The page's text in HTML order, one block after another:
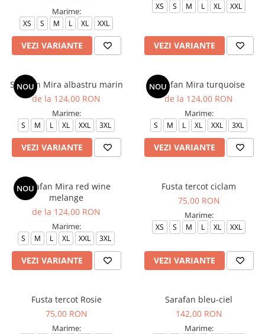
Marime:
XS S M L XL XXL
VEZI VARIANTE
XS S M L XL XXL
VEZI VARIANTE
NOU
Sarafan Mira albastru marin
de la 124,00 RON
Marime:
S M L XL XXL 3XL
VEZI VARIANTE
NOU
Sarafan Mira turquoise
de la 124,00 RON
Marime:
S M L XL XXL 3XL
VEZI VARIANTE
NOU
Sarafan Mira red wine
melange
de la 124,00 RON
Marime:
S M L XL XXL 3XL
VEZI VARIANTE
Fusta tercot ciclam
75,00 RON
Marime:
XS S M L XL XXL
VEZI VARIANTE
Fusta tercot Rosie
75,00 RON
Marime:
Sarafan bleu-ciel
142,00 RON
Marime: